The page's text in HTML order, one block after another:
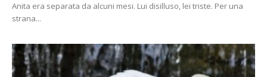
Anita era separata da alcuni mesi. Lui disilluso, lei triste. Per una
strana...